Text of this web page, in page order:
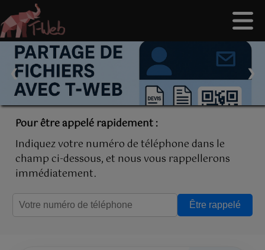
❮ ❯
Pour être appelé rapidement :
Indiquez votre numéro de téléphone dans le
champ ci-dessous, et nous vous rappellerons
immédiatement.
Être rappelé